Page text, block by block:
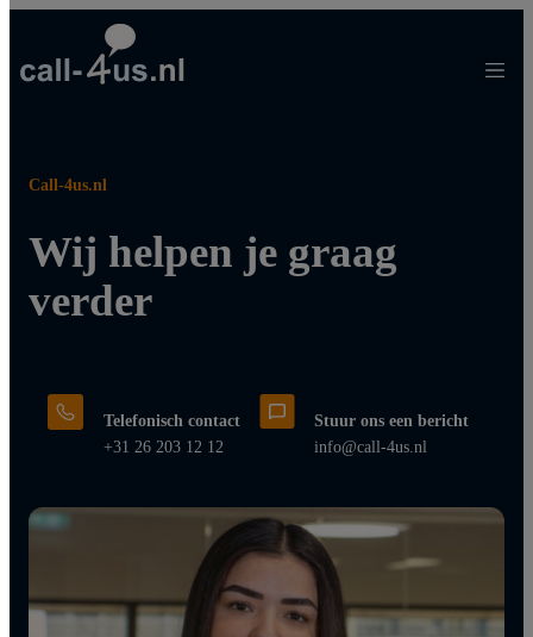
de
Call-4us.nl
Wij helpen je graag
verder
Telefonisch contact
+31 26 203 12 12
Stuur ons een bericht
info@call-4us.nl